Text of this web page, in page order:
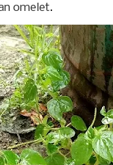
omelet.